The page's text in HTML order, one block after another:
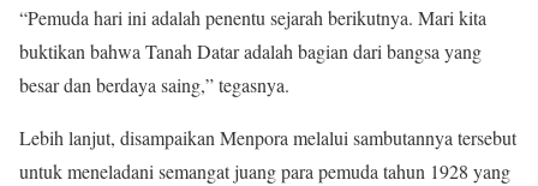
“Pemuda hari ini adalah penentu sejarah berikutnya. Mari kita
buktikan bahwa Tanah Datar adalah bagian dari bangsa yang
besar dan berdaya saing,” tegasnya.
Lebih lanjut, disampaikan Menpora melalui sambutannya tersebut
untuk meneladani semangat juang para pemuda tahun 1928 yang